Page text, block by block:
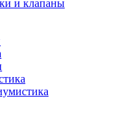
и клапаны